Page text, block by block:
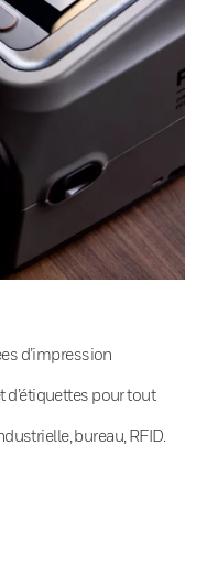
d’impression
d’étiquettes pour tout
bureau, RFID.